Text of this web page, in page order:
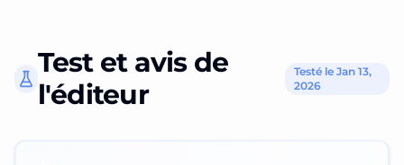
Test et avis de
l'éditeur
Testé le Jan 13,
2026